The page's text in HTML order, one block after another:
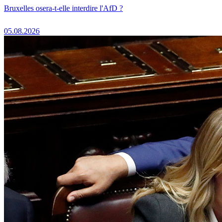
Bruxelles osera-t-elle interdire l'AfD ?
05.08.2026